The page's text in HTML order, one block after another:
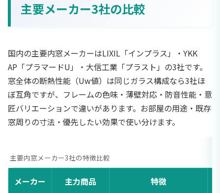
主要メーカー3社の比較
国内の主要内窓メーカーはLIXIL「インプラス」・YKK
AP「プラマードU」・大信工業「プラスト」の3社です。
窓全体の断熱性能（Uw値）は同じガラス構成なら3社ほ
ぼ互角ですが、フレームの色味・薄壁対応・防音性能・意
匠バリエーションで違いがあります。お部屋の用途・既存
窓周りの寸法・優先したい効果で使い分けます。
主要内窓メーカー3社の特徴比較
メーカー 主力商品 特徴